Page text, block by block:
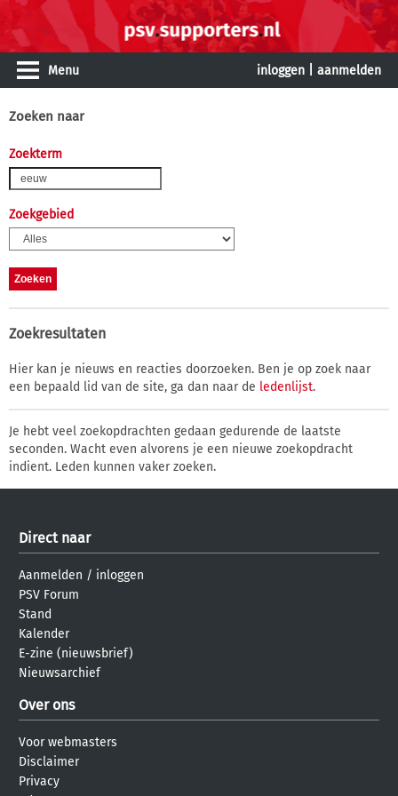
Menu inloggen aanmelden
Zoeken naar
Zoekterm
Zoekgebied
Zoekresultaten
Hier kan je nieuws en reacties doorzoeken. Ben je op zoek naar
een bepaald lid van de site, ga dan naar de ledenlijst.
Je hebt veel zoekopdrachten gedaan gedurende de laatste
seconden. Wacht even alvorens je een nieuwe zoekopdracht
indient. Leden kunnen vaker zoeken.
Direct naar
Aanmelden / inloggen
PSV Forum
Stand
Kalender
E-zine (nieuwsbrief)
Nieuwsarchief
Over ons
Voor webmasters
Disclaimer
Privacy